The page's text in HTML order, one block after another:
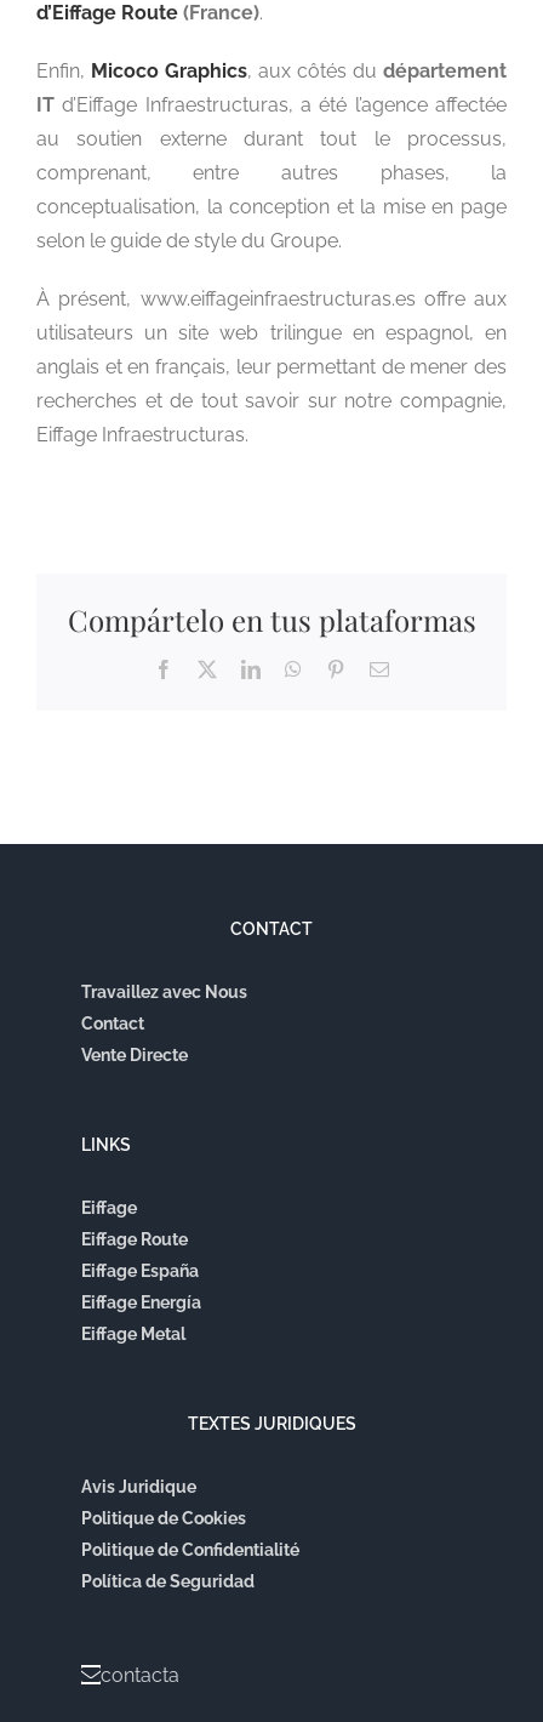
d’Eiffage Route(France).
Enfin, Micoco Graphics, aux côtés dudépartement
ITd’Eiffage Infraestructuras, a été l’agence affectée
au soutien externe durant tout le processus,
comprenant, entre autres phases, la
conceptualisation, la conception et la mise en page
selon le guide de style du Groupe.
À présent, www.eiffageinfraestructuras.es offre aux
utilisateurs un site web trilingue en espagnol, en
anglais et en français, leur permettant de mener des
recherches et de tout savoir sur notre compagnie,
Eiffage Infraestructuras.
Compártelo en tus plataformas
Facebook LinkedInWhatsApp
PinterestEmail
CONTACT
Travaillez avec Nous
Contact
Vente Directe
LINKS
Eiffage
Eiffage Route
Eiffage España
Eiffage Energía
Eiffage Metal
TEXTES JURIDIQUES
Avis Juridique
Politique de Cookies
Politique de Confidentialité
Política de Seguridad
contacta